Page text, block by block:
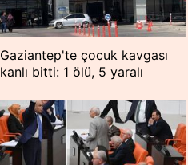
Gaziantep'te çocuk kavgası
kanlı bitti: 1 ölü, 5 yaralı